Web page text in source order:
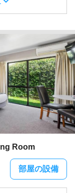
Room
部屋の設備